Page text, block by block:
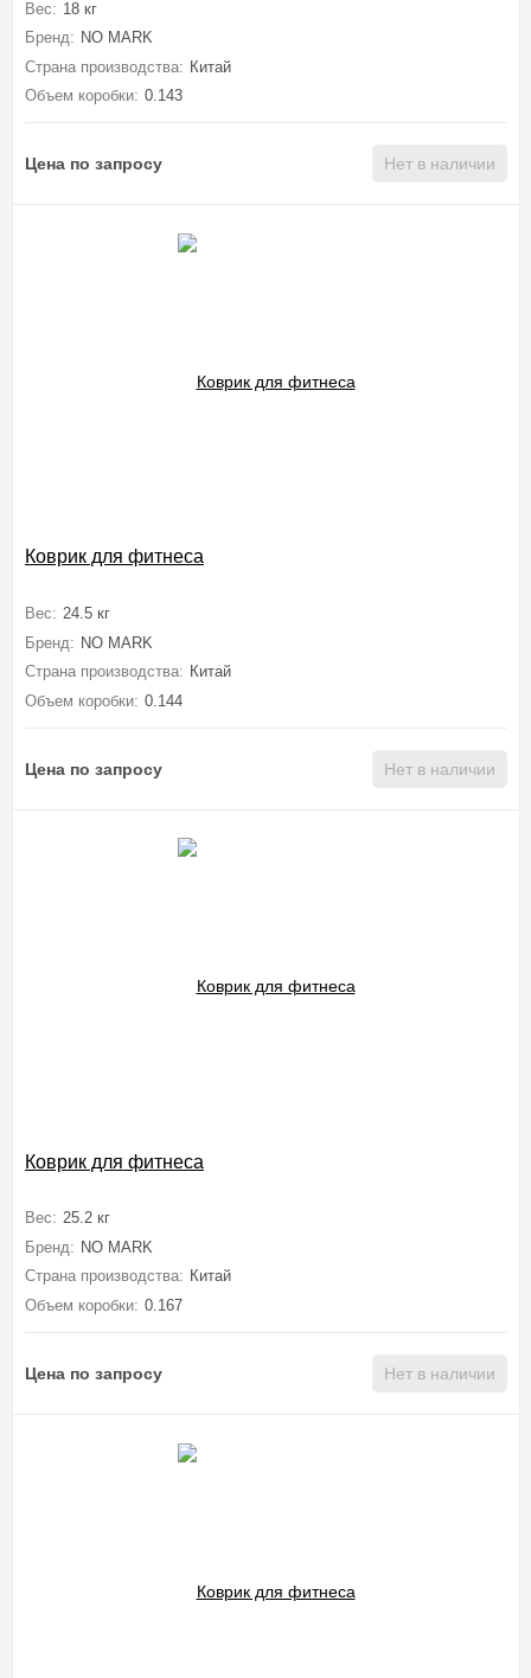
Вес: 18 кг
Бренд: NO MARK
Страна производства: Китай
Объем коробки: 0.143
Цена по запросу Нет в наличии
Коврик для фитнеса
Вес: 24.5 кг
Бренд: NO MARK
Страна производства: Китай
Объем коробки: 0.144
Цена по запросу Нет в наличии
Коврик для фитнеса
Вес: 25.2 кг
Бренд: NO MARK
Страна производства: Китай
Объем коробки: 0.167
Цена по запросу Нет в наличии